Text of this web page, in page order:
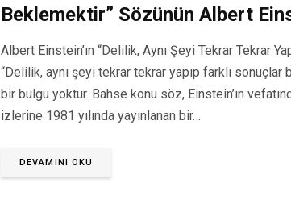
Beklemektir” Sözünün Albert
Albert Einstein’ın “Delilik, Aynı Şeyi Tekrar Tekrar
“Delilik, aynı şeyi tekrar tekrar yapıp farklı
bir bulgu yoktur. Bahse konu söz, Einstein’ın
izlerine 1981 yılında yayınlanan bir…
DEVAMINI OKU